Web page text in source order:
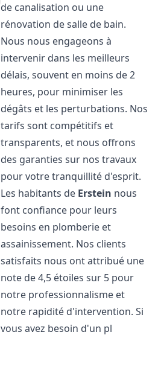
de canalisation ou une
rénovation de salle de bain.
Nous nous engageons à
intervenir dans les meilleurs
délais, souvent en moins de 2
heures, pour minimiser les
dégâts et les perturbations. Nos
tarifs sont compétitifs et
transparents, et nous offrons
des garanties sur nos travaux
pour votre tranquillité d'esprit.
Les habitants de Erstein nous
font confiance pour leurs
besoins en plomberie et
assainissement. Nos clients
satisfaits nous ont attribué une
note de 4,5 étoiles sur 5 pour
notre professionnalisme et
notre rapidité d'intervention. Si
vous avez besoin d'un pl